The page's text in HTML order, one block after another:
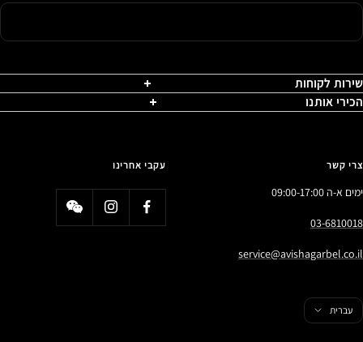
שירות לקוחות
הכירי אותנו
צרי קשר
ימים א-ה 09:00-17:00
03-6810018
service@avishagarbel.co.il
עקבי אחרינו
שפהעברית